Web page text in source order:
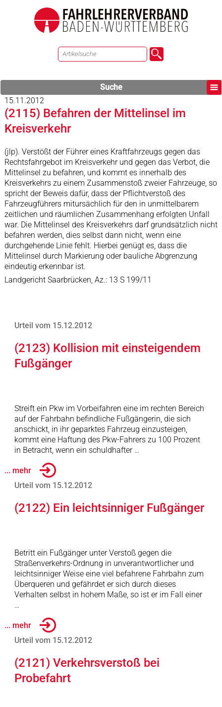
Suche
15.11.2012
(2115) Befahren der Mittelinsel im
Kreisverkehr
(jlp). Verstößt der Führer eines Kraftfahrzeugs gegen das
Rechtsfahrgebot im Kreisverkehr und gegen das Verbot, die
Mittelinsel zu befahren, und kommt es innerhalb des
Kreisverkehrs zu einem Zusammenstoß zweier Fahrzeuge, so
spricht der Beweis dafür, dass der Pflichtverstoß des
Fahrzeugführers mitursächlich für den in unmittelbarem
zeitlichen und räumlichen Zusammenhang erfolgten Unfall
war. Die Mittelinsel des Kreisverkehrs darf grundsätzlich nicht
befahren werden, dies selbst dann nicht, wenn eine
durchgehende Linie fehlt. Hierbei genügt es, dass die
Mittelinsel durch Markierung oder bauliche Abgrenzung
eindeutig erkennbar ist.
Landgericht Saarbrücken, Az.: 13 S 199/11
Urteil vom 15.12.2012
(2123) Kollision mit einsteigendem
Fußgänger
Streift ein Pkw im Vorbeifahren eine im rechten Bereich
auf der Fahrbahn befindliche Fußgängerin, die sich
anschickt, in ihr geparktes Fahrzeug einzusteigen,
kommt eine Haftung des Pkw-Fahrers zu 100 Prozent
in Betracht, wenn ein schuldhafter …
... mehr
Urteil vom 15.12.2012
(2122) Ein leichtsinniger Fußgänger
Betritt ein Fußgänger unter Verstoß gegen die
Straßenverkehrs-Ordnung in unverantwortlicher und
leichtsinniger Weise eine viel befahrene Fahrbahn zum
Überqueren und gefährdet er sich durch dieses
Verhalten selbst in hohem Maße, so ist er im Fall einer
…
... mehr
Urteil vom 15.12.2012
(2121) Verkehrsverstoß bei
Probefahrt